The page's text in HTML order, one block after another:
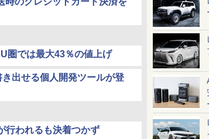
圏では最大43％の値上げ
出せる個人開発ツールが登
行われるも決着つかず